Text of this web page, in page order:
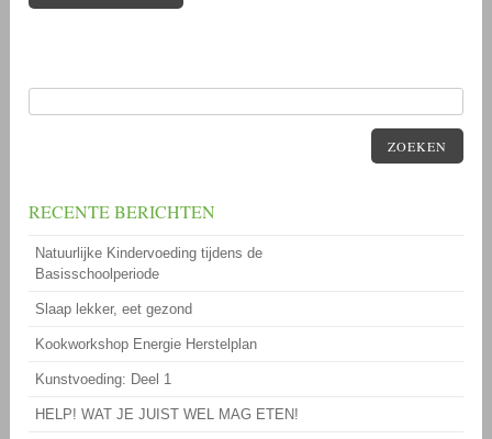
ZOEKEN
RECENTE BERICHTEN
Natuurlijke Kindervoeding tijdens de
Basisschoolperiode
Slaap lekker, eet gezond
Kookworkshop Energie Herstelplan
Kunstvoeding: Deel 1
HELP! WAT JE JUIST WEL MAG ETEN!